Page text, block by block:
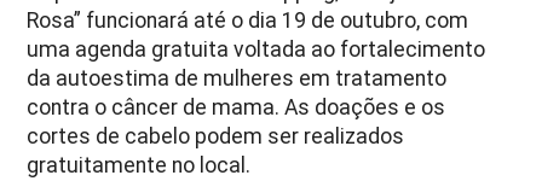
Rosa” funcionará até o dia 19 de outubro, com
uma agenda gratuita voltada ao fortalecimento
da autoestima de mulheres em tratamento
contra o câncer de mama. As doações e os
cortes de cabelo podem ser realizados
gratuitamente no local.